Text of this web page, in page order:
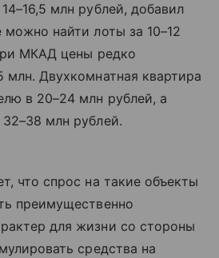
млн рублей, добавил
найти лоты за 10–12
МКАД цены редко
млн. Двухкомнатная квартира
в 20–24 млн рублей, а
млн рублей.
что спрос на такие объекты
преимущественно
для жизни со стороны
средства на